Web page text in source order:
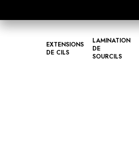
EXTENSIONS
DE CILS
LAMINATION
DE
SOURCILS